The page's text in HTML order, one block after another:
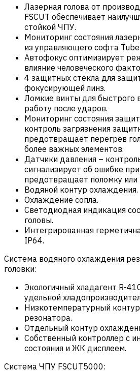
Лазерная голова от
FSCUT обеспечивает
стойкой ЧПУ.
Мониторинг состояния
из управляющего софта
Автофокус оптимизирует
влияние человеческого
4 защитных стекла для
фокусирующей линз.
Ломкие винты для быстрого
работу после ударов.
Мониторинг состояния
контроль загрязнения
предотвращает перегрев
более важных элементов.
Датчики давления –
сигнализирует об ошибке
предотвращает поломку или
Водяной контур охлаждения.
Охлаждение сопла.
Светодиодная индикация
головы.
Интегрированная
IP64.
Система водяного охлаждения
головки:
Экологичный хладагент R-
удельной
Низкотемпературный
резонатора.
Отдельный контур
Собственный контроллер с
состояния и ЖК дисплеем.
Система ЧПУ FSCUT5000: